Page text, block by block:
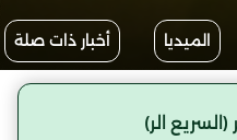
الميديا أخبار ذات صلة
الر)